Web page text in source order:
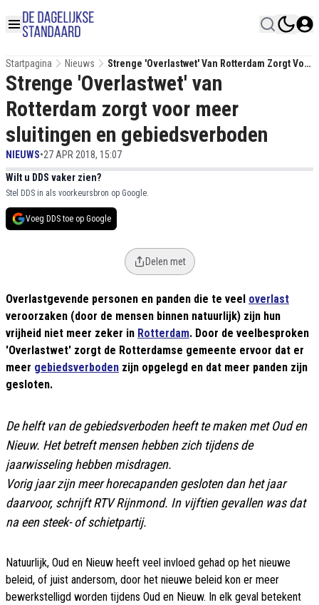
Startpagina Nieuws
Strenge 'Overlastwet' Van Rotterdam Zorgt Voor
Meer Sluitingen En Gebiedsverboden
Strenge 'Overlastwet' van
Rotterdam zorgt voor meer
sluitingen en gebiedsverboden
NIEUWS•27 APR 2018, 15:07
Wilt u DDS vaker zien?
Stel DDS in als voorkeursbron op Google.
Voeg DDS toe op Google
Delen met
Overlastgevende personen en panden die te veel overlast
veroorzaken (door de mensen binnen natuurlijk) zijn hun
vrijheid niet meer zeker in Rotterdam. Door de veelbesproken
'Overlastwet' zorgt de Rotterdamse gemeente ervoor dat er
meer gebiedsverboden zijn opgelegd en dat meer panden zijn
gesloten.
De helft van de gebiedsverboden heeft te maken met Oud en
Nieuw. Het betreft mensen hebben zich tijdens de
jaarwisseling hebben misdragen.
Vorig jaar zijn meer horecapanden gesloten dan het jaar
daarvoor, schrijftRTV Rijnmond. In vijftien gevallen was dat
na een steek- of schietpartij.
Natuurlijk, Oud en Nieuw heeft veel invloed gehad op het nieuwe
beleid, of juist andersom, door het nieuwe beleid kon er meer
bewerkstelligd worden tijdens Oud en Nieuw. In elk geval betekent